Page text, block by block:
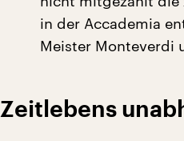
in der Accademia
Meister Monteverdi
Zeitlebens